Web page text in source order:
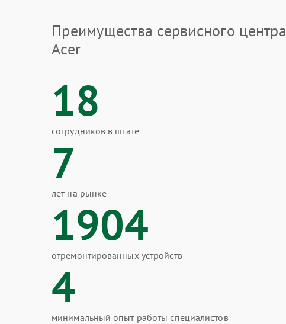
Преимущества сервисного центра
Acer
18
сотрудников в штате
7
лет на рынке
1904
отремонтированных устройств
4
минимальный опыт работы специалистов